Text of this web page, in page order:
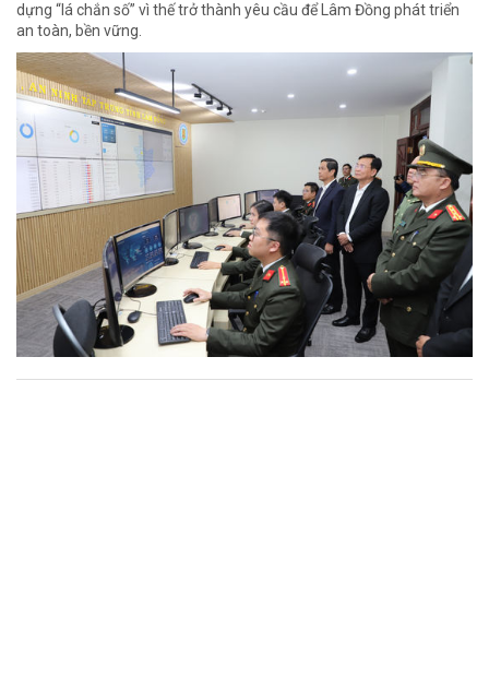
dựng “lá chắn số” vì thế trở thành yêu cầu để Lâm Đồng phát triển
an toàn, bền vững.